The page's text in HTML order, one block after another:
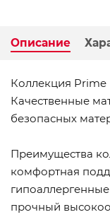
Описание
Коллекция Prime
Качественные
безопасных
Преимущества
комфортная
прочный